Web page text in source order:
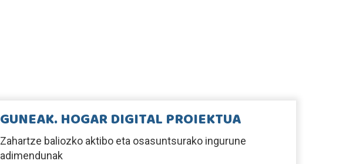
GUNEAK. HOGAR DIGITAL PROIEKTUA
Zahartze baliozko aktibo eta osasuntsurako ingurune
adimendunak